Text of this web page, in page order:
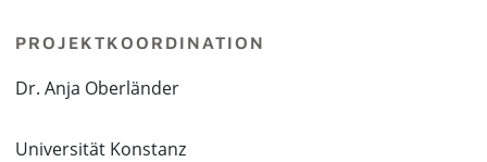
PROJEKTKOORDINATION
Dr. Anja Oberländer
Universität Konstanz